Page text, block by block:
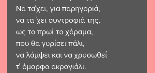
Να τα΄χει, για παρηγοριά,
να τα ΄χει συντροφιά της,
ως το πρωί το χάραμα,
που θα γυρίσει πάλι,
να λάμψει και να χρυσωθεί
τ΄ όμορφο ακρογιάλι.